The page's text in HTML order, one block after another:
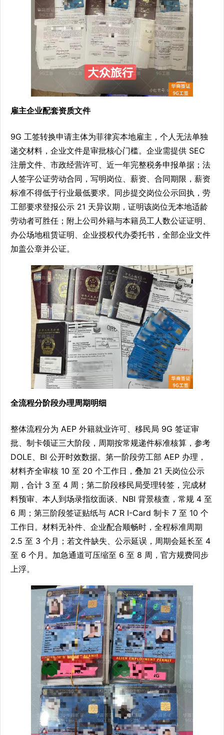
雇主企业配套资质文件
9G 工签转换申请主体为菲律宾本地雇主，个人无法单独
递交材料，企业文件是审批核心门槛。企业需提供 SEC
注册文件、市政经营许可、近一年完整税务申报单据；法
人签字公证劳动合同，写明岗位、薪资、合同期限，薪资
标准不得低于行业最低要求。同步提交岗位公示回执，劳
工部要求登报公示 21 天异议期，证明该岗位无本地适龄
劳动者可胜任；附上公司外籍与本籍员工人数公证证明、
办公场地租赁证明、企业授权代办委托书，全部企业文件
加盖公章并公证。
全流程分阶段办理周期明细
整体流程分为 AEP 外籍就业许可、移民局 9G 签证审
批、制卡领证三大阶段，周期按常规递件标准核算，参考
DOLE、BI 公开时效数据。第一阶段劳工部 AEP 办理，
材料齐全审核 10 至 20 个工作日，叠加 21 天岗位公示
期，合计 3 至 4 周；第二阶段移民局受理转签，完成材
料预审、本人到场录指纹面谈、NBI 背景核查，常规 4 至
6 周；第三阶段签证贴纸与 ACR I-Card 制卡 7 至 10 个
工作日。材料无补件、企业配合顺畅时，全程标准周期
2.5 至 3 个月；若文件缺失、公示延误，周期会延长至 4
至 6 个月。加急通道可压缩至 6 至 8 周，官方规费同步
上浮。